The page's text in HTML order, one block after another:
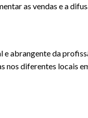
as vendas e a
abrangente da
diferentes locais